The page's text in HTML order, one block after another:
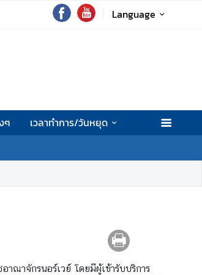
Language
ๆ
เวลาทำการ/วันหยุด
ณาจักรนอร์เวย์ โดยมีผู้เข้ารับบริการ